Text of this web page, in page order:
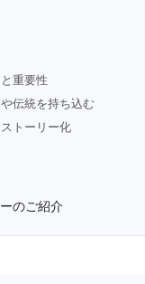
重要性
伝統を持ち込む
トーリー化
のご紹介